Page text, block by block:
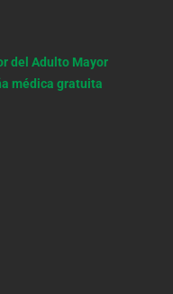
del Adulto Mayor
médica gratuita